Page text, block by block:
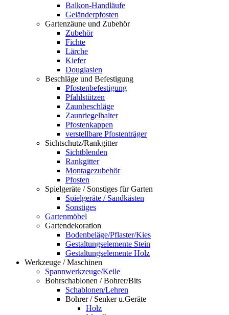
Balkon-Handläufe
Geländerpfosten
Gartenzäune und Zubehör
Zubehör
Fichte
Lärche
Kiefer
Douglasien
Beschläge und Befestigung
Pfostenbefestigung
Pfahlstützen
Zaunbeschläge
Zaunriegelhalter
Pfostenkappen
verstellbare Pfostenträger
Sichtschutz/Rankgitter
Sichtblenden
Rankgitter
Montagezubehör
Pfosten
Spielgeräte / Sonstiges für Garten
Spielgeräte / Sandkästen
Sonstiges
Gartenmöbel
Gartendekoration
Bodenbeläge/Pflaster/Kies
Gestaltungselemente Stein
Gestaltungselemente Holz
Werkzeuge / Maschinen
Spannwerkzeuge/Keile
Bohrschablonen / Bohrer/Bits
Schablonen/Lehren
Bohrer / Senker u.Geräte
Holz